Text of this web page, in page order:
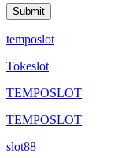
temposlot
Tokeslot
TEMPOSLOT
TEMPOSLOT
slot88